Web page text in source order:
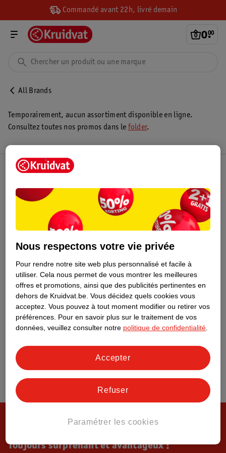
Commandé avant 22h, livré demain
0.
00
All Brands
Temporairement, aucun assortiment disponible en ligne.
Consultez toutes nos promos dans le folder.
Toujours surprenant et avantageux !
Nous respectons votre vie privée
Pour rendre notre site web plus personnalisé et facile à
utiliser. Cela nous permet de vous montrer les meilleures
offres et promotions, ainsi que des publicités pertinentes en
dehors de Kruidvat.be. Vous décidez quels cookies vous
acceptez. Vous pouvez à tout moment modifier ou retirer vos
préférences. Pour en savoir plus sur le traitement de vos
données, veuillez consulter notre politique de confidentialité
Paramétrer les cookies
Refuser
Accepter